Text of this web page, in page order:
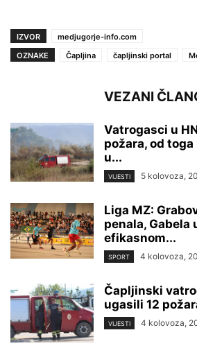
IZVOR
medjugorje-info.com
OZNAKE
Čapljina čapljinski portal
VEZANI
Vatrogasci u
požara, od
u...
VIJESTI 5 kolovoza,
Liga MZ:
penala, Gabela
efikasnom...
SPORT 4 kolovoza,
Čapljinski
ugasili 12
VIJESTI 4 kolovoza,